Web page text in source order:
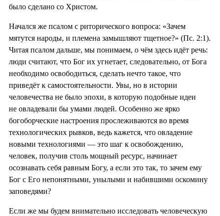
было сделано со Христом.
Начался же псалом с риторического вопроса: «Зачем
мятутся народы, и племена замышляют тщетное?» (Пс. 2:1).
Читая псалом дальше, мы понимаем, о чём здесь идёт речь:
люди считают, что Бог их угнетает, следовательно, от Бога
необходимо освободиться, сделать нечто такое, что
приведёт к самостоятельности. Увы, но в истории
человечества не было эпохи, в которую подобные идеи
не овладевали бы умами людей. Особенно же ярко
богоборческие настроения прослеживаются во время
технологических рывков, ведь кажется, что овладение
новыми технологиями — это шаг к освобождению,
человек, получив столь мощный ресурс, начинает
осознавать себя равным Богу, а если это так, то зачем ему
Бог с Его непонятными, унылыми и набившими оскомину
заповедями?
Если же мы будем внимательно исследовать человеческую